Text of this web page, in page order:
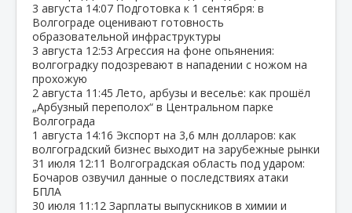
3 августа 14:07 Подготовка к 1 сентября: в
Волгограде оценивают готовность
образовательной инфраструктуры
3 августа 12:53 Агрессия на фоне опьянения:
волгоградку подозревают в нападении с ножом на
прохожую
2 августа 11:45 Лето, арбузы и веселье: как прошёл
„Арбузный переполох“ в Центральном парке
Волгограда
1 августа 14:16 Экспорт на 3,6 млн долларов: как
волгоградский бизнес выходит на зарубежные рынки
31 июля 12:11 Волгоградская область под ударом:
Бочаров озвучил данные о последствиях атаки
БПЛА
30 июля 11:12 Зарплаты выпускников в химии и